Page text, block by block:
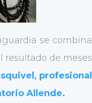
se combina
resultado de meses
profesional
Allende.